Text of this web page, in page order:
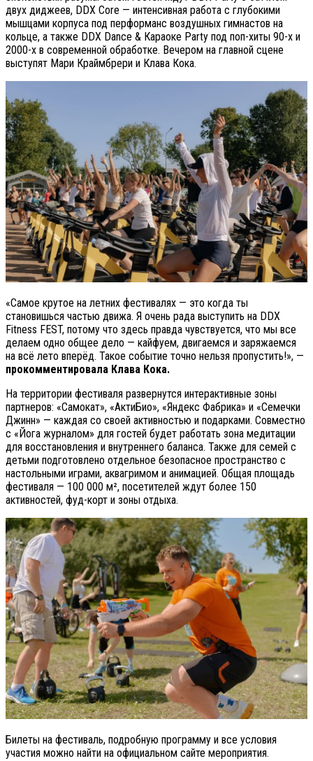
двух диджеев, DDX Core — интенсивная работа с глубокими
мышцами корпуса под перформанс воздушных гимнастов на
кольце, а также DDX Dance & Караоке Party под поп-хиты 90-х и
2000-х в современной обработке. Вечером на главной сцене
выступят Мари Краймбрери и Клава Кока.
«Самое крутое на летних фестивалях — это когда ты
становишься частью движа. Я очень рада выступить на DDX
Fitness FEST, потому что здесь правда чувствуется, что мы все
делаем одно общее дело — кайфуем, двигаемся и заряжаемся
на всё лето вперёд. Такое событие точно нельзя пропустить!», —
прокомментировала Клава Кока.
На территории фестиваля развернутся интерактивные зоны
партнеров: «Самокат», «АктиБио», «Яндекс Фабрика» и «Семечки
Джинн» — каждая со своей активностью и подарками. Совместно
с «Йога журналом» для гостей будет работать зона медитации
для восстановления и внутреннего баланса. Также для семей с
детьми подготовлено отдельное безопасное пространство с
настольными играми, аквагримом и анимацией. Общая площадь
фестиваля — 100 000 м², посетителей ждут более 150
активностей, фуд-корт и зоны отдыха.
Билеты на фестиваль, подробную программу и все условия
участия можно найти на официальном сайте мероприятия.